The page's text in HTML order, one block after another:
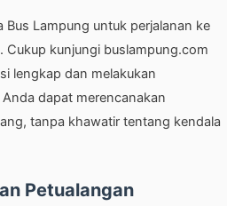
Bus Lampung untuk perjalanan ke
Cukup kunjungi buslampung.com
lengkap dan melakukan
dapat merencanakan
tanpa khawatir tentang kendala
Petualangan